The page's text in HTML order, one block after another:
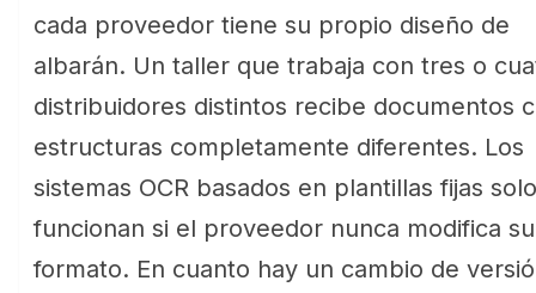
cada proveedor tiene su propio diseño de
albarán. Un taller que trabaja con tres o
distribuidores distintos recibe documentos
estructuras completamente diferentes. Los
sistemas OCR basados en plantillas fijas solo
funcionan si el proveedor nunca modifica su
formato. En cuanto hay un cambio de